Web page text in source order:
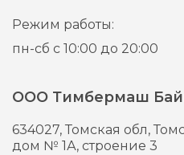
Режим работы:
пн-сб с 10:00 до 20:00
ООО Тимбермаш
634027,Томская обл,
дом № 1А, строение 3